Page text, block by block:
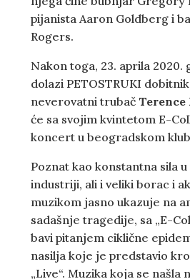
pijanista Aaron Goldberg i
Rogers.
Nakon toga, 23. aprila 2020.
dolazi PETOSTRUKI
neverovatni trubač Terence
će sa svojim kvintetom E-
koncert u beogradskom
Poznat kao konstantna sila
industriji, ali i veliki borac i
muzikom jasno ukazuje na
sadašnje tragedije, sa „E-
bavi pitanjem ciklične
nasilja koje je predstavio
„Live“. Muzika koja se našla